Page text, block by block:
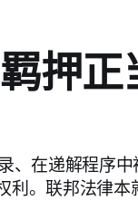
押正
、在递解程序
利。联邦法律本